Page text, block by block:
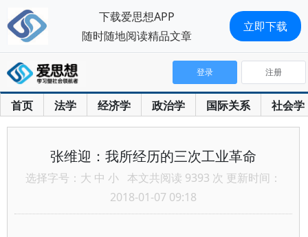
首页 法学 经济学 政治学 国际关系 社会学
登录 注册
张维迎：我所经历的三次工业革命
选择字号： 大 中 小 本文共阅读 9393 次 更新时间：
2018-01-07 09:18
下载爱思想APP
随时随地阅读精品文章
立即下载